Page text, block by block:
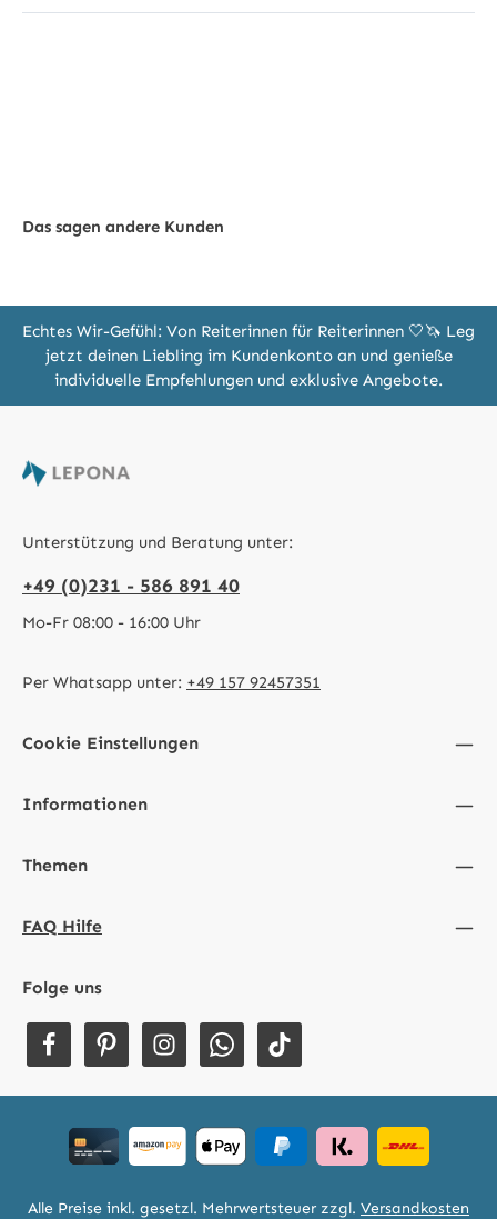
Das sagen andere Kunden
Echtes Wir-Gefühl: Von Reiterinnen für Reiterinnen 🤍🦄 Leg
jetzt deinen Liebling im Kundenkonto an und genieße
individuelle Empfehlungen und exklusive Angebote.
Unterstützung und Beratung unter:
+49 (0)231 - 586 891 40
Mo-Fr 08:00 - 16:00 Uhr
Per Whatsapp unter: +49 157 92457351
Cookie Einstellungen
Informationen
Themen
FAQ Hilfe
Folge uns
Alle Preise inkl. gesetzl. Mehrwertsteuer zzgl. Versandkosten